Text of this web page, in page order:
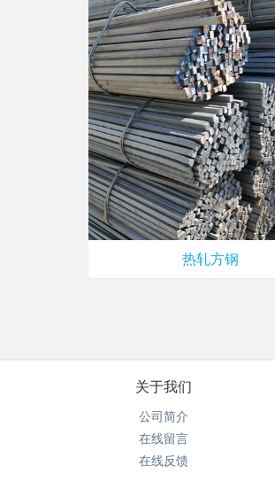
热轧方钢
关于我们
公司简介
在线留言
在线反馈